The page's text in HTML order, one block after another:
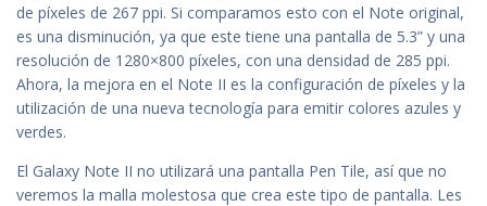
de píxeles de 267 ppi. Si comparamos esto con el Note original,
es una disminución, ya que este tiene una pantalla de 5.3” y una
resolución de 1280×800 píxeles, con una densidad de 285 ppi.
Ahora, la mejora en el Note II es la configuración de píxeles y la
utilización de una nueva tecnología para emitir colores azules y
verdes.
El Galaxy Note II no utilizará una pantalla Pen Tile, así que no
veremos la malla molestosa que crea este tipo de pantalla. Les